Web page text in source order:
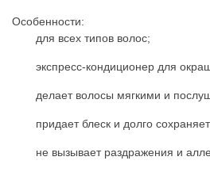
Особенности:
для всех типов волос;
экспресс-кондиционер для
делает волосы мягкими и
придает блеск и долго
не вызывает раздражения и